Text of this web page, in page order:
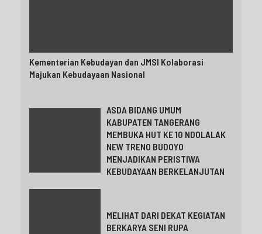
Kementerian Kebudayan dan JMSI Kolaborasi
Majukan Kebudayaan Nasional
ASDA BIDANG UMUM
KABUPATEN TANGERANG
MEMBUKA HUT KE 10 NDOLALAK
NEW TRENO BUDOYO
MENJADIKAN PERISTIWA
KEBUDAYAAN BERKELANJUTAN
MELIHAT DARI DEKAT KEGIATAN
BERKARYA SENI RUPA